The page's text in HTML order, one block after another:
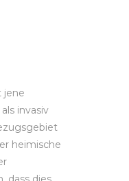
jene
invasiv
heimische